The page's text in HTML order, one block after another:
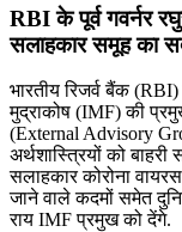
RBI के पूर्व गवर्नर
सलाहकार समूह का
भारतीय रिजर्व बैंक (RBI)
मुद्राकोष (IMF) की
(External Advisory
अर्थशास्त्रियों को
सलाहकार कोरोना
जाने वाले कदमों समेत
राय IMF प्रमुख को देंगे.